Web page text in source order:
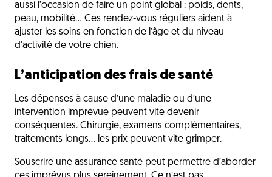
aussi l’occasion de faire un point global : poids, dents,
peau, mobilité… Ces rendez-vous réguliers aident à
ajuster les soins en fonction de l’âge et du niveau
d'activité de votre chien.
L’anticipation des frais de santé
Les dépenses à cause d’une maladie ou d’une
intervention imprévue peuvent vite devenir
conséquentes. Chirurgie, examens complémentaires,
traitements longs… les prix peuvent vite grimper.
Souscrire une assurance santé peut permettre d’aborder